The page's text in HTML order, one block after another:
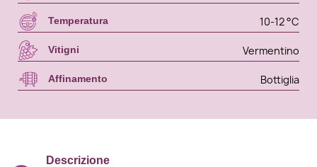
Temperatura 10-12 °C
Vitigni Vermentino
Affinamento Bottiglia
Descrizione